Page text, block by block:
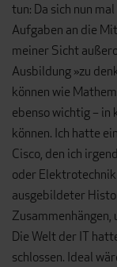
tun: Da sich nun
Aufgaben an die
meiner Sicht
Ausbildung »zu
können wie
ebenso wichtig – in
können. Ich hatte
Cisco, den ich
oder
ausgebildeter
Die Welt der IT
schlossen. Ideal